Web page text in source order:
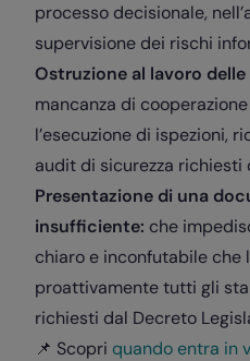
processo decisionale,
supervisione dei rischi
Ostruzione al lavoro
mancanza di
l’esecuzione di ispezioni,
audit di sicurezza richiesti
Presentazione di una
insufficiente: che
chiaro e inconfutabile che
proattivamente tutti gli
richiesti dal Decreto
📌 Scopri quando entra in